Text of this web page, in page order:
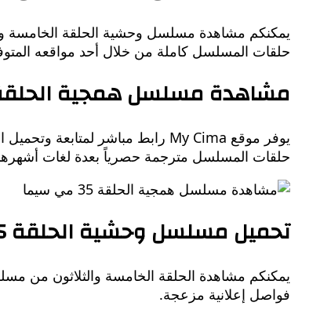
حلقات المسلسل كاملة من خلال أحد مواقعه
مشاهدة مسلسل همجية الحلقة 35 مي
حلقات المسلسل مترجمة حصرياً بعدة لغات أشهرها
تحميل مسلسل وحشية الحلقة 35 الهيبة
يمكنكم مشاهدة الحلقة الخامسة والثلاثون من
فواصل إعلانية مزعجة.